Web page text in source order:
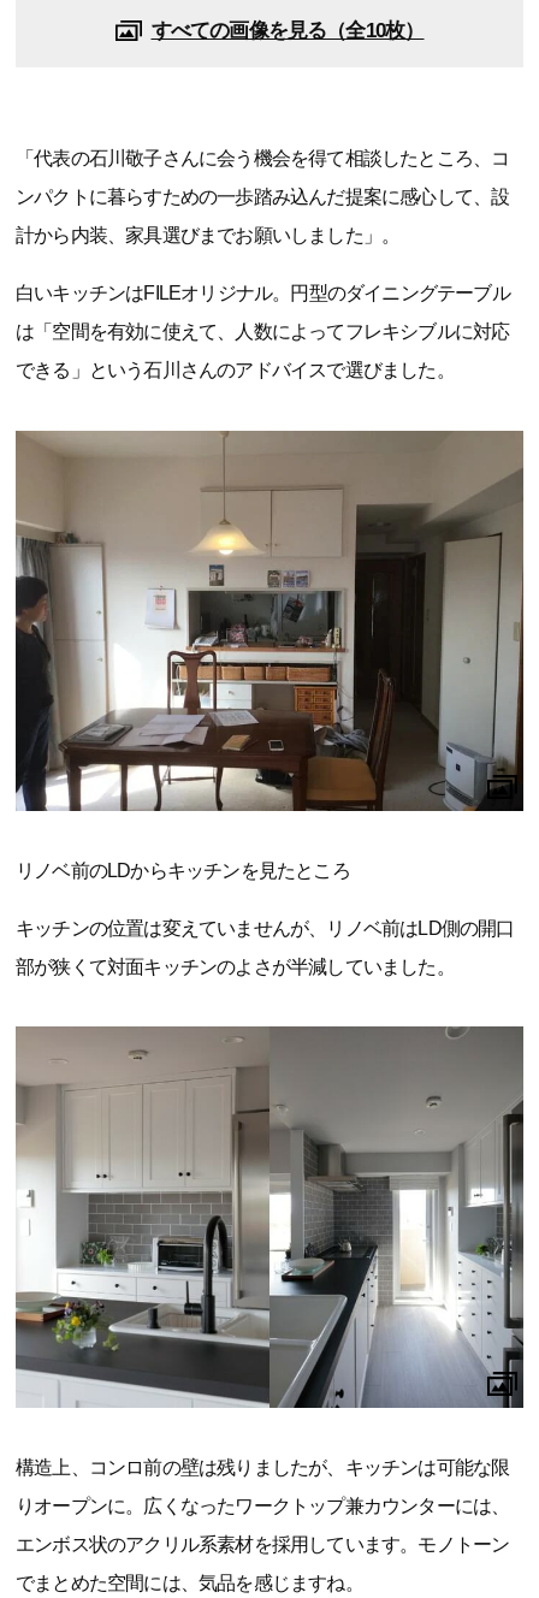
すべての画像を見る（全10枚）
「代表の石川敬子さんに会う機会を得て相談したところ、コ
ンパクトに暮らすための一歩踏み込んだ提案に感心して、設
計から内装、家具選びまでお願いしました」。
白いキッチンはFILEオリジナル。円型のダイニングテーブル
は「空間を有効に使えて、人数によってフレキシブルに対応
できる」という石川さんのアドバイスで選びました。
リノベ前のLDからキッチンを見たところ
キッチンの位置は変えていませんが、リノベ前はLD側の開口
部が狭くて対面キッチンのよさが半減していました。
構造上、コンロ前の壁は残りましたが、キッチンは可能な限
りオープンに。広くなったワークトップ兼カウンターには、
エンボス状のアクリル系素材を採用しています。モノトーン
でまとめた空間には、気品を感じますね。